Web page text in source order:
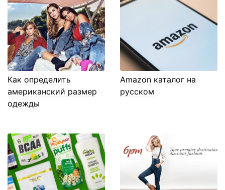
Как определить
американский размер
одежды
Amazon каталог на
русском